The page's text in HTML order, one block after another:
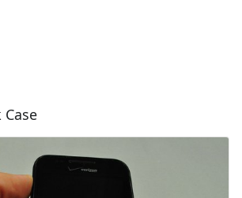
Case